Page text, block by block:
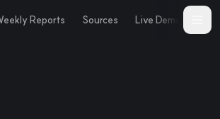
Reports Sources Live Demo